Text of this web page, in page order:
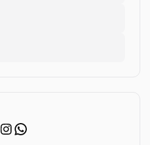
Instagram
WhatsApp